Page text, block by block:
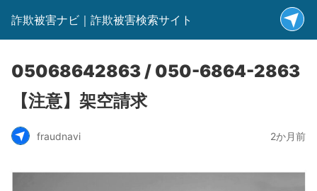
詐欺被害ナビ｜詐欺被害検索サイト
05068642863 / 050-6864-2863
【注意】架空請求
fraudnavi 2か月前